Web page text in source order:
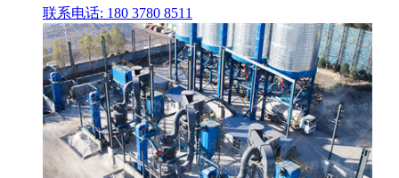
联系电话: 180 3780 8511